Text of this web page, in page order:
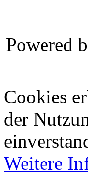
Powered
Cookies
der
Weitere